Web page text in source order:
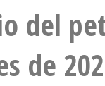
del
de